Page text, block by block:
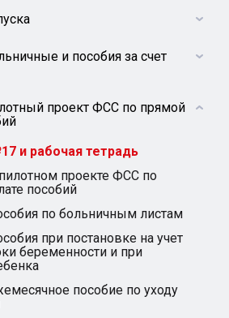
и пособия за счет
проект ФСС по прямой
и рабочая тетрадь
проекте ФСС по
пособий
по больничным листам
при постановке на учет
беременности и при
пособие по уходу